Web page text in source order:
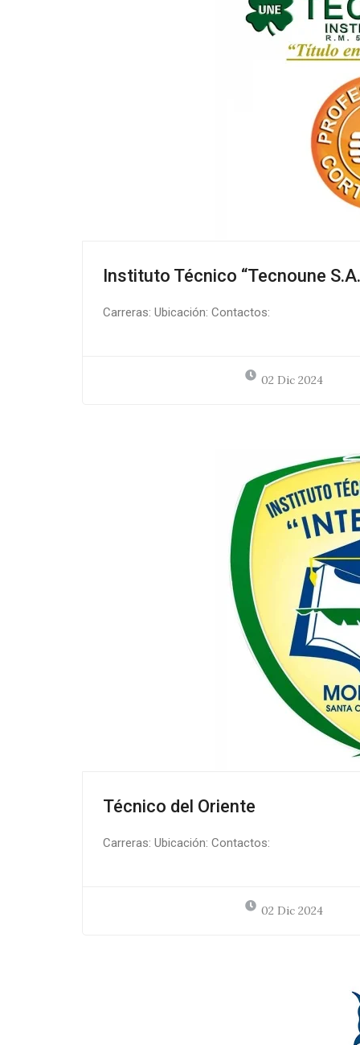
Instituto Técnico “Tecnoune
Carreras: Ubicación: Contactos:
02 Dic 2024
Técnico del Oriente
Carreras: Ubicación: Contactos:
02 Dic 2024